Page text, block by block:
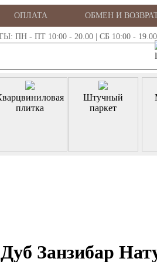
ОПЛАТА ОБМЕН И
- ПТ 10:00 - 20.00 | СБ 10:00 - 19.00
плитка
Штучный
паркет
Занзибар